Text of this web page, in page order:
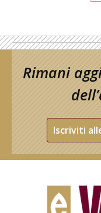
Rimani
Iscriviti